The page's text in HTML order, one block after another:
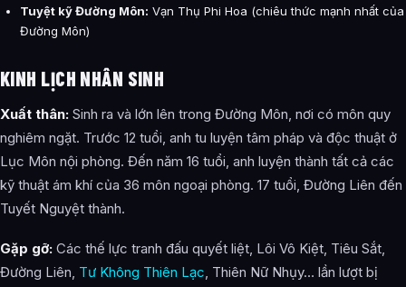
Tuyệt kỹ Đường Môn: Vạn Thụ Phi Hoa (chiêu thức mạnh nhất của
Đường Môn)
KINH LỊCH NHÂN SINH
Xuất thân: Sinh ra và lớn lên trong Đường Môn, nơi có môn quy
nghiêm ngặt. Trước 12 tuổi, anh tu luyện tâm pháp và độc thuật ở
Lục Môn nội phòng. Đến năm 16 tuổi, anh luyện thành tất cả các
kỹ thuật ám khí của 36 môn ngoại phòng. 17 tuổi, Đường Liên đến
Tuyết Nguyệt thành.
Gặp gỡ: Các thế lực tranh đấu quyết liệt, Lôi Vô Kiệt, Tiêu Sắt,
Đường Liên, Tư Không Thiên Lạc, Thiên Nữ Nhụy… lần lượt bị